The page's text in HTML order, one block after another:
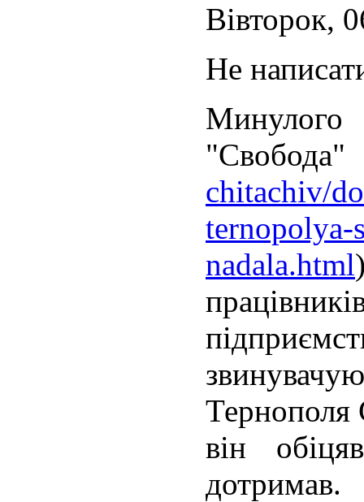
Вівторок,
Не
Минулого
chitachiv/
ternopolya-
nadala.html
Тернополя
він
дотримав.